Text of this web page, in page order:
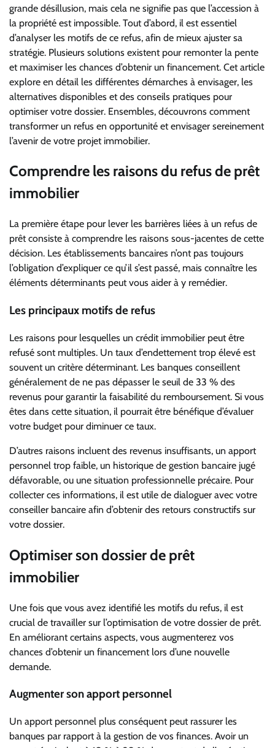
grande désillusion, mais cela ne signifie pas que l’accession à
la propriété est impossible. Tout d’abord, il est essentiel
d’analyser les motifs de ce refus, afin de mieux ajuster sa
stratégie. Plusieurs solutions existent pour remonter la pente
et maximiser les chances d’obtenir un financement. Cet article
explore en détail les différentes démarches à envisager, les
alternatives disponibles et des conseils pratiques pour
optimiser votre dossier. Ensembles, découvrons comment
transformer un refus en opportunité et envisager sereinement
l’avenir de votre projet immobilier.
Comprendre les raisons du refus de prêt
immobilier
La première étape pour lever les barrières liées à un refus de
prêt consiste à comprendre les raisons sous-jacentes de cette
décision. Les établissements bancaires n’ont pas toujours
l’obligation d’expliquer ce qu’il s’est passé, mais connaître les
éléments déterminants peut vous aider à y remédier.
Les principaux motifs de refus
Les raisons pour lesquelles un crédit immobilier peut être
refusé sont multiples. Un taux d’endettement trop élevé est
souvent un critère déterminant. Les banques conseillent
généralement de ne pas dépasser le seuil de 33 % des
revenus pour garantir la faisabilité du remboursement. Si vous
êtes dans cette situation, il pourrait être bénéfique d’évaluer
votre budget pour diminuer ce taux.
D’autres raisons incluent des revenus insuffisants, un apport
personnel trop faible, un historique de gestion bancaire jugé
défavorable, ou une situation professionnelle précaire. Pour
collecter ces informations, il est utile de dialoguer avec votre
conseiller bancaire afin d’obtenir des retours constructifs sur
votre dossier.
Optimiser son dossier de prêt
immobilier
Une fois que vous avez identifié les motifs du refus, il est
crucial de travailler sur l’optimisation de votre dossier de prêt.
En améliorant certains aspects, vous augmenterez vos
chances d’obtenir un financement lors d’une nouvelle
demande.
Augmenter son apport personnel
Un apport personnel plus conséquent peut rassurer les
banques par rapport à la gestion de vos finances. Avoir un